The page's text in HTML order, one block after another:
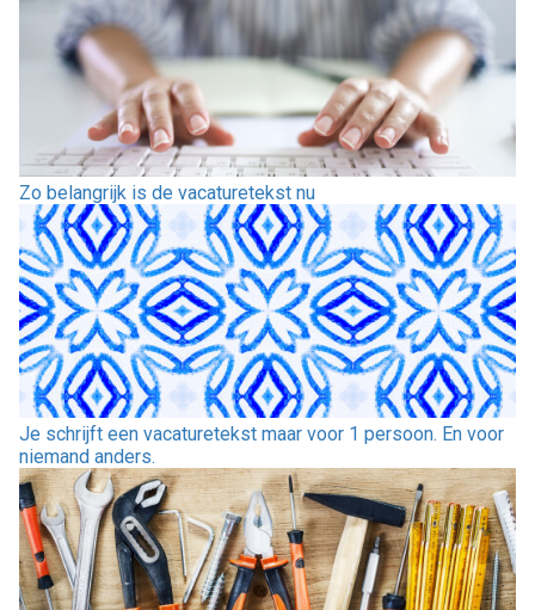
Zo belangrijk is de vacaturetekst nu
Je schrijft een vacaturetekst maar voor 1 persoon. En voor
niemand anders.